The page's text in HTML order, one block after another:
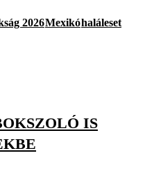
2026Mexikóhaláleset
IS